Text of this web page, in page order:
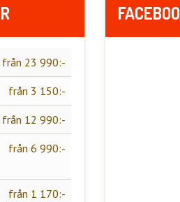
från 23 990:-
från 3 150:-
från 12 990:-
från 6 990:-
från 1 170:-